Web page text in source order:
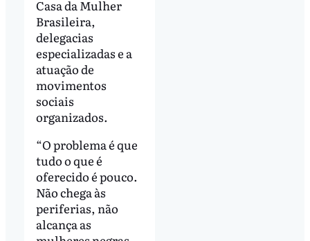
Casa da Mulher
Brasileira,
delegacias
especializadas e a
atuação de
movimentos
sociais
organizados.
“O problema é que
tudo o que é
oferecido é pouco.
Não chega às
periferias, não
alcança as